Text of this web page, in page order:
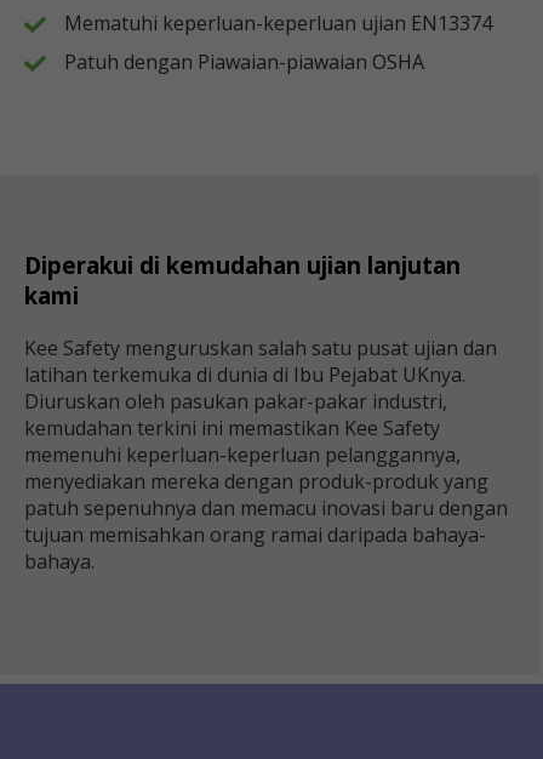
Mematuhi keperluan-keperluan ujian EN13374
Patuh dengan Piawaian-piawaian OSHA
Diperakui di kemudahan ujian lanjutan
kami
Kee Safety menguruskan salah satu pusat ujian dan
latihan terkemuka di dunia di Ibu Pejabat UKnya.
Diuruskan oleh pasukan pakar-pakar industri,
kemudahan terkini ini memastikan Kee Safety
memenuhi keperluan-keperluan pelanggannya,
menyediakan mereka dengan produk-produk yang
patuh sepenuhnya dan memacu inovasi baru dengan
tujuan memisahkan orang ramai daripada bahaya-
bahaya.